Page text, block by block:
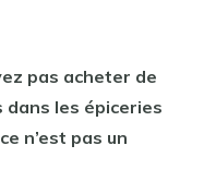
pas acheter de
dans les épiceries
n’est pas un